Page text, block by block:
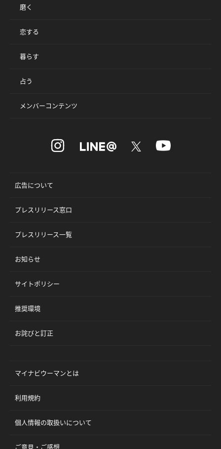
磨く
恋する
暮らす
占う
メンバーコンテンツ
広告について
プレスリリース窓口
プレスリリース一覧
お知らせ
サイトポリシー
推奨環境
お詫びと訂正
マイナビウーマンとは
利用規約
個人情報の取扱いについて
ご意見・ご感想